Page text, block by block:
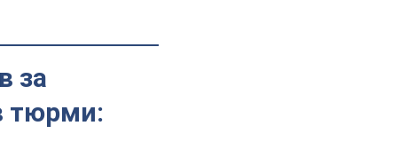
за
тюрми: